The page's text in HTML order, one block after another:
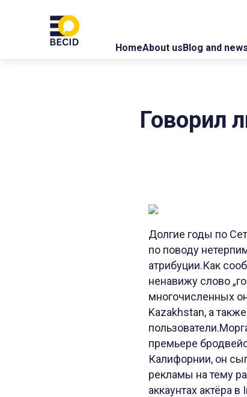
HomeAbout usBlog and news
Говорил
Долгие годы по
по поводу
атрибуции.Как
ненавижу слово
многочисленных
Kazakhstan, а
премьере
Калифорнии, он
рекламы на тему
аккаунтах актёра